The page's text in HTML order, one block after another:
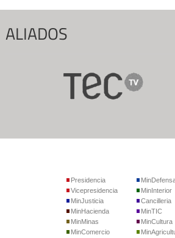
ALIADOS
Presidencia
Vicepresidencia
MinJusticia
MinInterior
Cancilleria
MinHacienda
MinMinas
MinComercio
MinTIC
MinCultura